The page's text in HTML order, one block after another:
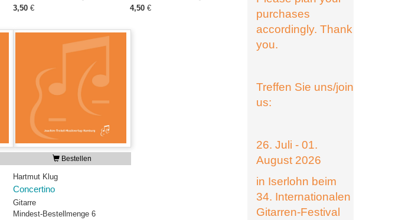
3,50 €
4,50€
Bestellen
Hartmut Klug
Concertino
Gitarre
Mindest-Bestellmenge 6
purchases
accordingly. Thank
you.
Treffen Sie uns/join
us:
26. Juli - 01.
August 2026
in Iserlohn beim
34. Internationalen
Gitarren-Festival